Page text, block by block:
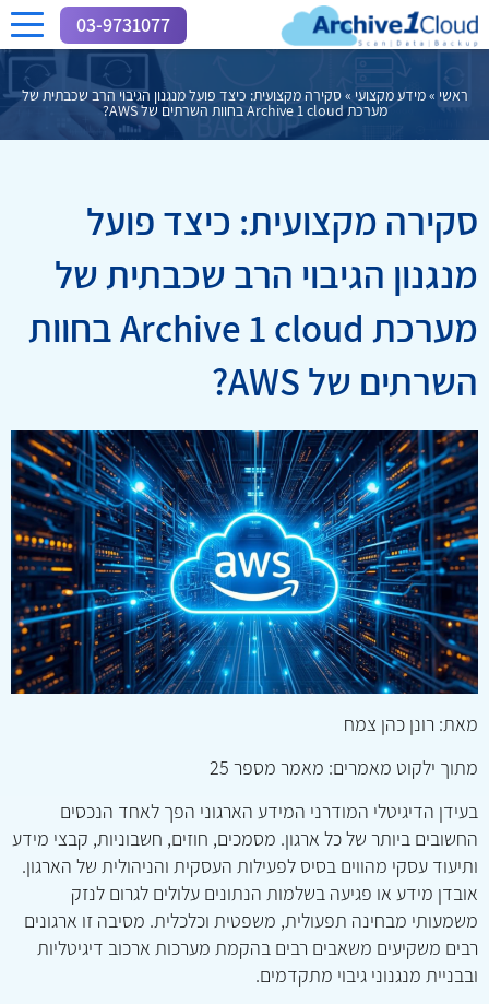
03-9731077
ראשי »מידע מקצועי »סקירה מקצועית: כיצד פועל מנגנון הגיבוי הרב שכבתית של
מערכת Archive 1 cloud בחוות השרתים של AWS?
סקירה מקצועית: כיצד פועל
מנגנון הגיבוי הרב שכבתית של
מערכת Archive 1 cloud בחוות
השרתים של AWS?
מאת: רונן כהן צמח
מתוך ילקוט מאמרים: מאמר מספר 25
בעידן הדיגיטלי המודרני המידע הארגוני הפך לאחד הנכסים
החשובים ביותר של כל ארגון. מסמכים, חוזים, חשבוניות, קבצי מידע
ותיעוד עסקי מהווים בסיס לפעילות העסקית והניהולית של הארגון.
אובדן מידע או פגיעה בשלמות הנתונים עלולים לגרום לנזק
משמעותי מבחינה תפעולית, משפטית וכלכלית. מסיבה זו ארגונים
רבים משקיעים משאבים רבים בהקמת מערכות ארכוב דיגיטליות
ובבניית מנגנוני גיבוי מתקדמים.